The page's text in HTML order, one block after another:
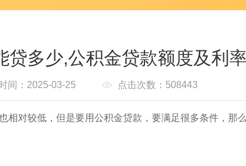
贷多少,公积金贷款额度及利
间：2025-03-25 点击次数：508443
相对较低，但是要用公积金贷款，要满足很多条件，那